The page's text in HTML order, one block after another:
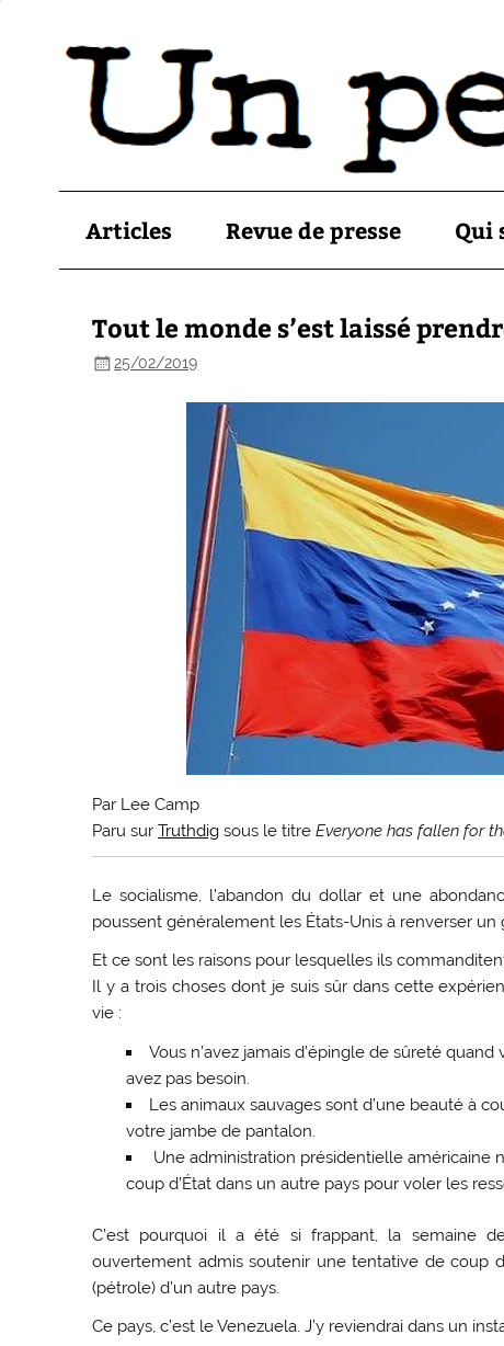
Articles Revue de presse Qui
Tout le monde s’est laissé
25/02/2019
Par Lee Camp
Paru surTruthdig sous le titreEveryone has fallen for
Le socialisme, l’abandon du dollar et une
poussent généralement les États-Unis à renverser
Et ce sont les raisons pour lesquelles ils
Il y a trois choses dont je suis sûr dans cette
vie :
Vous n’avez jamais d’épingle de sûreté
avez pas besoin.
Les animaux sauvages sont d’une beauté à
votre jambe de pantalon.
Une administration présidentielle américaine
coup d’État dans un autre pays pour voler les
C’est pourquoi il a été si frappant, la semaine
ouvertement admis soutenir une tentative de coup
(pétrole) d’un autre pays.
Ce pays, c’est le Venezuela. J’y reviendrai dans un